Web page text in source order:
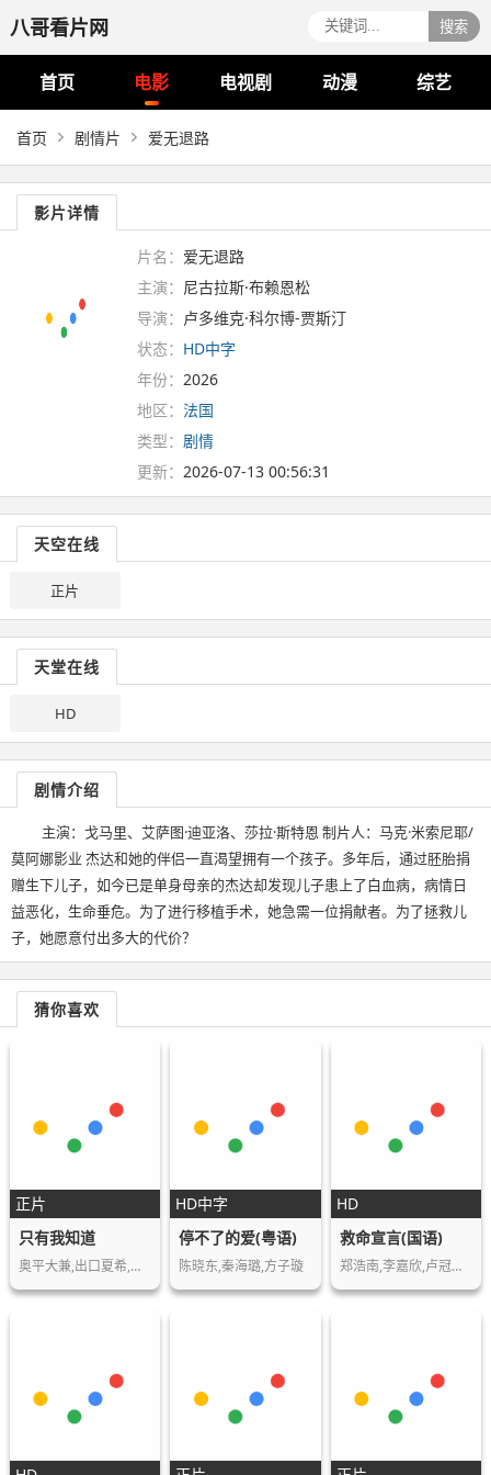
八哥看片网 搜索
首页 电影 电视剧 动漫 综艺
首页 剧情片 爱无退路
影片详情
片名： 爱无退路
主演： 尼古拉斯·布赖恩松
导演： 卢多维克·科尔博-贾斯汀
状态： HD中字
年份： 2026
地区： 法国
类型： 剧情
更新： 2026-07-13 00:56:31
天空在线
正片
天堂在线
HD
剧情介绍
主演：戈马里、艾萨图·迪亚洛、莎拉·斯特恩 制片人：马克·米索尼耶/
莫阿娜影业 杰达和她的伴侣一直渴望拥有一个孩子。多年后，通过胚胎捐
赠生下儿子，如今已是单身母亲的杰达却发现儿子患上了白血病，病情日
益恶化，生命垂危。为了进行移植手术，她急需一位捐献者。为了拯救儿
子，她愿意付出多大的代价？
猜你喜欢
正片
只有我知道
奥平大兼,出口夏希,佐野晶哉,菊池日菜子,…
HD中字
停不了的爱(粤语)
陈晓东,秦海璐,方子璇
HD
救命宣言(国语)
郑浩南,李嘉欣,卢冠廷,任达华,高志森,叶子…